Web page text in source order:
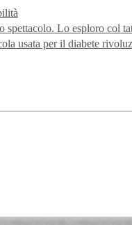
spettacolo. Lo esploro col
usata per il diabete